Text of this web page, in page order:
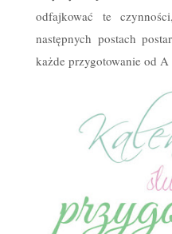
odfajkować te
następnych postach
każde przygotowanie od A